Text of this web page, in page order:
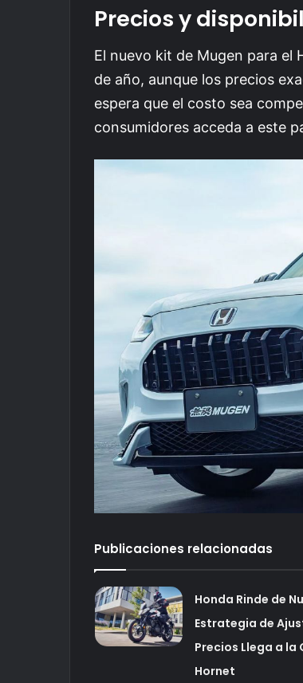
Precios y
El nuevo kit de Mugen para el
de año, aunque los precios
espera que el costo sea
consumidores acceda a este
Publicaciones relacionadas
Honda Rinde de
Estrategia de
Precios Llega a la
Hornet